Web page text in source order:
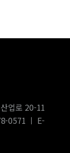
업로 20-11
0571 ㅣ E-